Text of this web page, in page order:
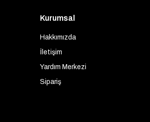
Kurumsal
Hakkımızda
İletişim
Yardım Merkezi
Sipariş